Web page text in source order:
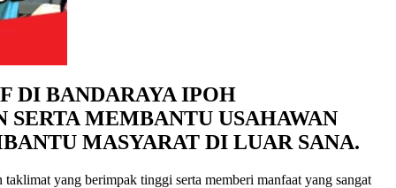
DI BANDARAYA IPOH
MEMBANTU USAHAWAN
MASYARAT DI LUAR SANA.
yang berimpak tinggi serta memberi manfaat yang sangat